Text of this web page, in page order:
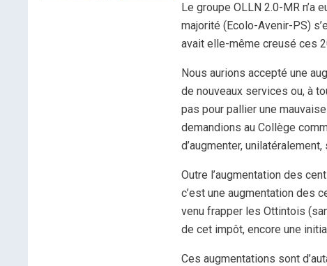
Le groupe OLLN 2.0-MR n’a
majorité (Ecolo-Avenir-PS)
avait elle-même creusé ces
Nous aurions accepté une
de nouveaux services ou, à
pas pour pallier une
demandions au Collège
d’augmenter,
Outre l’augmentation des
c’est une augmentation des
venu frapper les Ottintois
de cet impôt, encore une
Ces augmentations sont